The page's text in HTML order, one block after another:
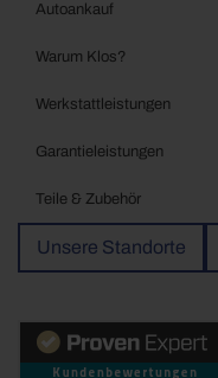
Autoankauf
Warum Klos?
Werkstattleistungen
Garantieleistungen
Teile & Zubehör
Unsere Standorte